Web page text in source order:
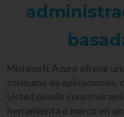
Microsoft Azure ofrece
consumo de aplicaciones,
Usted puede construir
herramienta o marco en